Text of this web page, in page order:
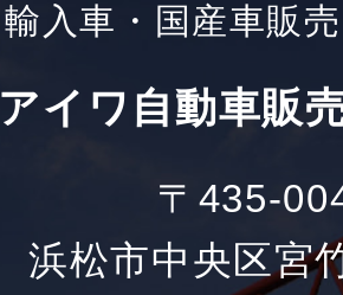
輸入車・国産車販
アイワ自動車販
〒435-
浜松市中央区宮